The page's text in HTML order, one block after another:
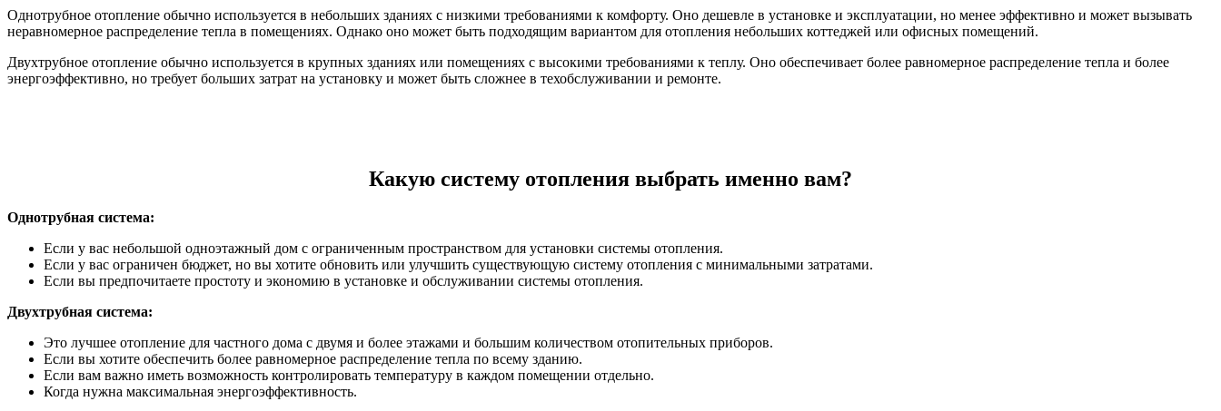
Однотрубное отопление обычно используется в небольших зданиях с низкими требованиями к комфорту. Оно дешевле в установке и эксплуатации, но менее эффективно и может вызывать
неравномерное распределение тепла в помещениях. Однако оно может быть подходящим вариантом для отопления небольших коттеджей или офисных помещений.
Двухтрубное отопление обычно используется в крупных зданиях или помещениях с высокими требованиями к теплу. Оно обеспечивает более равномерное распределение тепла и более
энергоэффективно, но требует больших затрат на установку и может быть сложнее в техобслуживании и ремонте.
Какую систему отопления выбрать именно вам?
Однотрубная система:
Если у вас небольшой одноэтажный дом с ограниченным пространством для установки системы отопления.
Если у вас ограничен бюджет, но вы хотите обновить или улучшить существующую систему отопления с минимальными затратами.
Если вы предпочитаете простоту и экономию в установке и обслуживании системы отопления.
Двухтрубная система:
Это лучшее отопление для частного дома с двумя и более этажами и большим количеством отопительных приборов.
Если вы хотите обеспечить более равномерное распределение тепла по всему зданию.
Если вам важно иметь возможность контролировать температуру в каждом помещении отдельно.
Когда нужна максимальная энергоэффективность.